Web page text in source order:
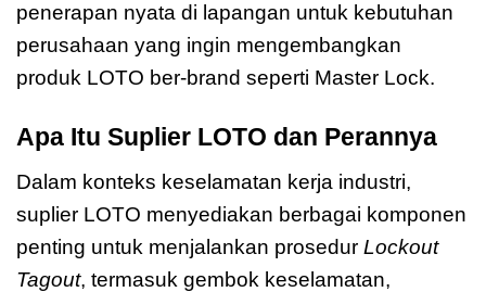
penerapan nyata di lapangan untuk kebutuhan
perusahaan yang ingin mengembangkan
produk LOTO ber-brand seperti Master Lock.
Apa Itu Suplier LOTO dan Perannya
Dalam konteks keselamatan kerja industri,
suplier LOTO menyediakan berbagai komponen
penting untuk menjalankan prosedur Lockout
Tagout, termasuk gembok keselamatan,